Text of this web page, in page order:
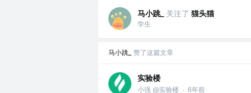
马小跳_ 关注了 猫头猫
学生
马小跳_ 赞了这篇文章
实验楼
小强 @实验楼 · 6年前